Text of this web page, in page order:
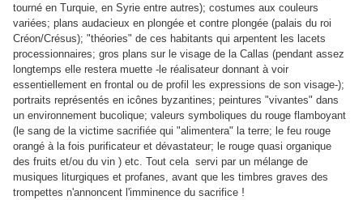
tourné en Turquie, en Syrie entre autres); costumes aux couleurs
variées; plans audacieux en plongée et contre plongée (palais du roi
Créon/Crésus); "théories" de ces habitants qui arpentent les lacets
processionnaires; gros plans sur le visage de la Callas (pendant assez
longtemps elle restera muette -le réalisateur donnant à voir
essentiellement en frontal ou de profil les expressions de son visage-);
portraits représentés en icônes byzantines; peintures "vivantes" dans
un environnement bucolique; valeurs symboliques du rouge flamboyant
(le sang de la victime sacrifiée qui "alimentera" la terre; le feu rouge
orangé à la fois purificateur et dévastateur; le rouge quasi organique
des fruits et/ou du vin ) etc. Tout cela servi par un mélange de
musiques liturgiques et profanes, avant que les timbres graves des
trompettes n'annoncent l'imminence du sacrifice !